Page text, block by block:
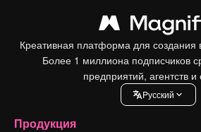
Креативная платформа для создания
Более 1 миллиона подписчиков
предприятий, агентств и
Pусский
Продукция